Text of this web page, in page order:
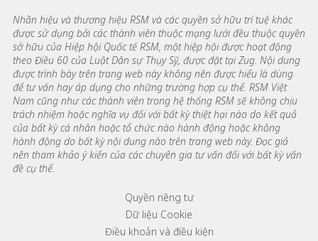
Nhãn hiệu và thương hiệu RSM và các quyền sở hữu trí tuệ khác
được sử dụng bởi các thành viên thuộc mạng lưới đều thuộc quyền
sở hữu của Hiệp hội Quốc tế RSM, một hiệp hội được hoạt động
theo Điều 60 của Luật Dân sự Thụy Sỹ, được đặt tại Zug. Nội dung
được trình bày trên trang web này không nên được hiểu là dùng
để tư vấn hay áp dụng cho những trường hợp cụ thể. RSM Việt
Nam cũng như các thành viên trong hệ thống RSM sẽ không chịu
trách nhiệm hoặc nghĩa vụ đối với bất kỳ thiệt hại nào do kết quả
của bất kỳ cá nhân hoặc tổ chức nào hành động hoặc không
hành động do bất kỳ nội dung nào trên trang web này. Đọc giả
nên tham khảo ý kiến của các chuyên gia tư vấn đối với bất kỳ vấn
đề cụ thể.
Footer menu linksQuyền riêng tư
Dữ liệu Cookie
Điều khoản và điều kiện